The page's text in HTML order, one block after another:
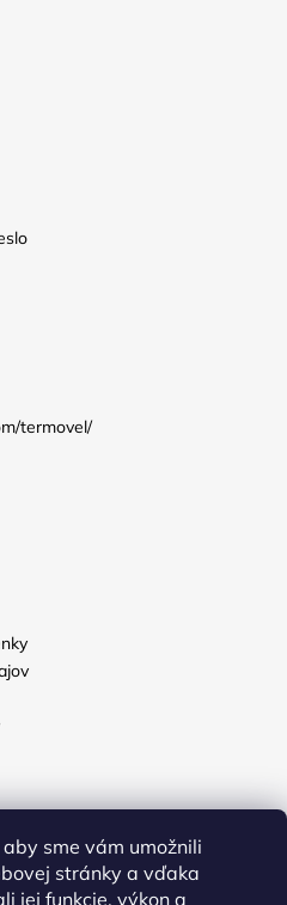
sme vám umožnili
stránky a vďaka
jej funkcie, výkon a
termovel/